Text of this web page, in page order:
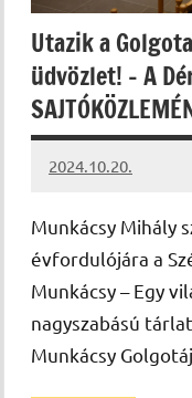
Utazik a
üdvözlet! – A
2024.10.20.
kovacs.agi
Munkácsy Mihály
évfordulójára a
Munkácsy – Egy
nagyszabású
Munkácsy